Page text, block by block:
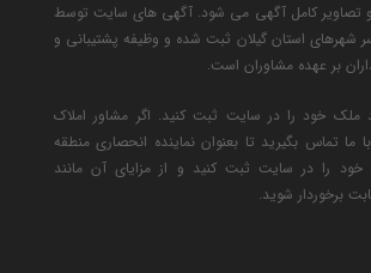
و تصاویر کامل آگهی می شود. آگهی های سایت توسط
شهرهای استان گیلان ثبت شده و وظیفه پشتیبانی و
بر عهده مشاوران است.
ملک خود را در سایت ثبت کنید. اگر مشاور املاک
ما تماس بگیرید تا بعنوان نماینده انحصاری منطقه
خود را در سایت ثبت کنید و از مزایای آن مانند
برخوردار شوید.